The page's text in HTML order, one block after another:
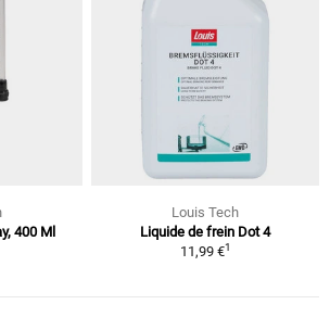
400 Ml
Louis Tech
Liquide de frein Dot 4
11,99 €1